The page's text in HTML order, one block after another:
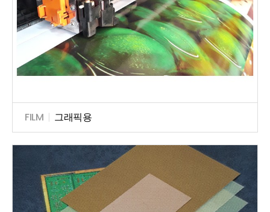
FILM | 그래픽용